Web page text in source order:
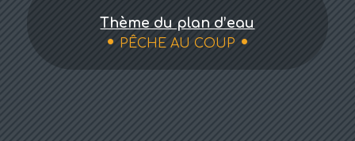
Thème du plan d’eau
PÊCHE AU COUP